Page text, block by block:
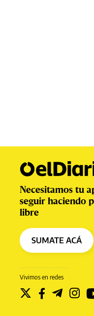
Vivimos en redes
Necesitamos tu
seguir haciendo
libre
SUMATE ACÁ